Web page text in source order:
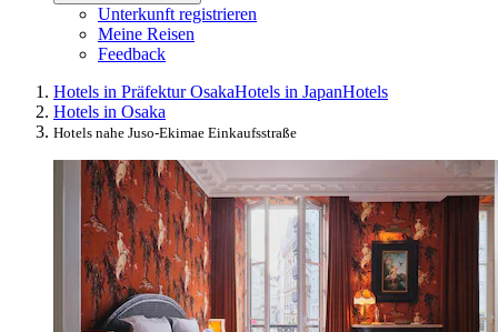
Unterkunft registrieren
Meine Reisen
Feedback
Hotels in Präfektur OsakaHotels in JapanHotels
Hotels in Osaka
Hotels nahe Juso-Ekimae Einkaufsstraße